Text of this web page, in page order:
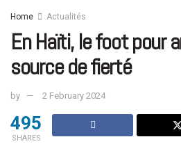
Home Actualités
En Haïti, le foot pour
source de fierté
by 2 February 2024
495
SHARES